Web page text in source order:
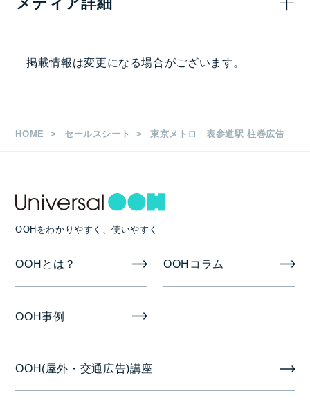
—
メディア詳細
③縦1.9ｍ×横2.585ｍ 2本
7日
掲載情報は変更になる場合がございます。
HOME セールスシート 東京メトロ 表参道駅 柱巻広告
OOHをわかりやすく、使いやすく
OOHとは？ OOHコラム
OOH事例
OOH(屋外・交通広告)講座